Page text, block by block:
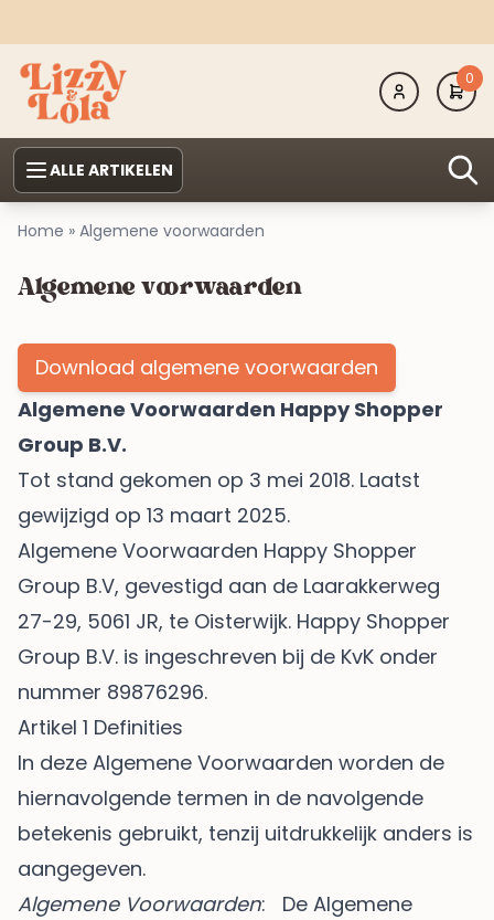
0
ALLE ARTIKELEN
Home » Algemene voorwaarden
Algemene voorwaarden
Download algemene voorwaarden
Algemene Voorwaarden Happy Shopper
Group B.V.
Tot stand gekomen op 3 mei 2018. Laatst
gewijzigd op 13 maart 2025.
Algemene Voorwaarden Happy Shopper
Group B.V, gevestigd aan de Laarakkerweg
27-29, 5061 JR, te Oisterwijk. Happy Shopper
Group B.V. is ingeschreven bij de KvK onder
nummer 89876296.
Artikel 1 Definities
In deze Algemene Voorwaarden worden de
hiernavolgende termen in de navolgende
betekenis gebruikt, tenzij uitdrukkelijk anders is
aangegeven.
Algemene Voorwaarden: De Algemene